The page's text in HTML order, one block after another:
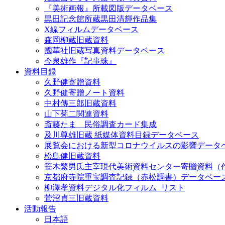
『美術画報』所載図版データベース
黒田記念館所蔵黒田清輝作品集
X線フィルムデータベース
森岡柳蔵旧蔵資料
國華社旧蔵写真資料データベース
今泉雄作『記事珠』
資料目録
久野健寄贈資料
久野健寄贈ノート資料
中村傳三郎旧蔵資料
山下菊二関連資料
斎藤たま 民俗調査カード集成
及川尊雄旧蔵 紙媒体資料目録データベース
展覧会における新型コロナウイルスの影響データ
松島健旧蔵資料
笹木繁男氏主宰現代美術資料センター寄贈資料（
京都府寺院重宝調査記録（赤松調書）データベー
柳澤孝資料デジタル化フィルム_リスト
菅沼貞三旧蔵資料
活動報告
日本語